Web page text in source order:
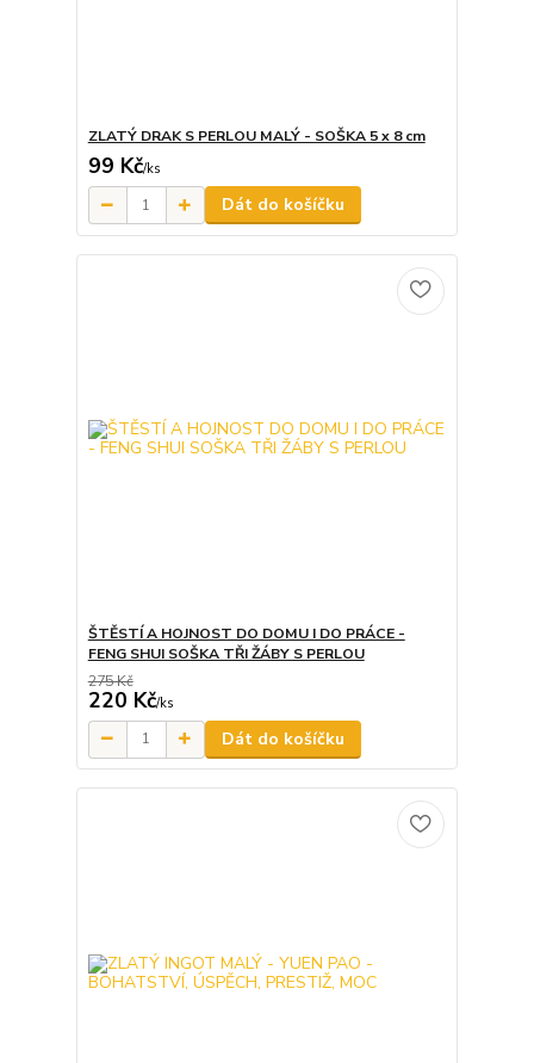
ZLATÝ DRAK S PERLOU MALÝ - SOŠKA 5 x 8 cm
99 Kč/ks
Dát do košíčku
ŠTĚSTÍ A HOJNOST DO DOMU I DO PRÁCE -
FENG SHUI SOŠKA TŘI ŽÁBY S PERLOU
275 Kč
220 Kč/ks
Dát do košíčku